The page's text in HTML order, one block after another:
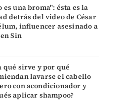
es una broma": ésta es la
detrás del video de César
influencer asesinado a
Sin
qué sirve y por qué
lavarse el cabello
con acondicionador y
aplicar shampoo?